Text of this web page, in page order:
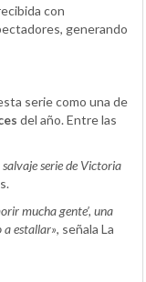
con
generando
serie como una de
del año. Entre las
serie de Victoria
mucha gente’, una
a estallar», señala La